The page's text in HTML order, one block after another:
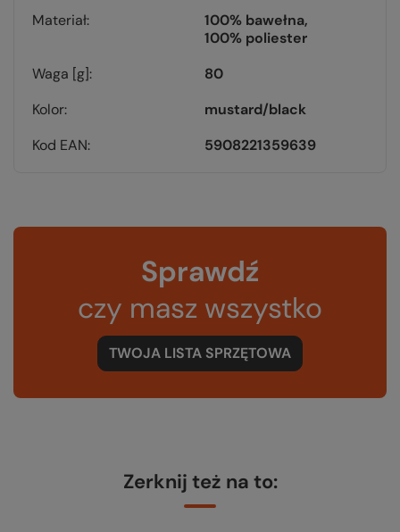
Materiał
100% bawełna
100% poliester
Waga [g]
80
Kolor
mustard/black
Kod EAN
5908221359639
Sprawdź
czy masz wszystko
TWOJA LISTA SPRZĘTOWA
Zerknij też na to: